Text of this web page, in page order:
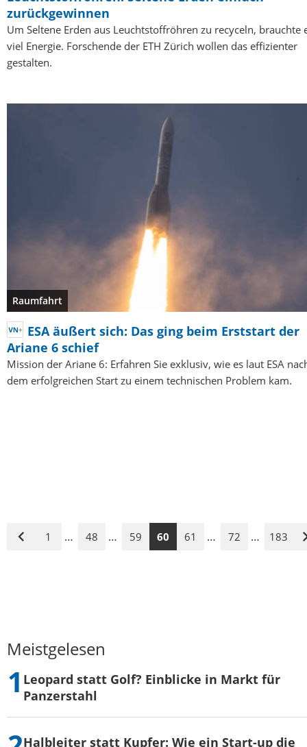
zurückgewinnen
Um Seltene Erden aus Leuchtstoffröhren zu recyceln, brauchte
viel Energie. Forschende der ETH Zürich wollen das effizienter
gestalten.
Raumfahrt
ESA äußert sich: Das ging beim Erststart der
Ariane 6 schief
Mission der Ariane 6: Erfahren Sie exklusiv, wie es laut ESA
dem erfolgreichen Start zu einem technischen Problem kam.
Vorige
1 … 48 … 59 60 61 … 72 … 183
Meistgelesen
Leopard statt Golf? Einblicke in Markt für
Panzerstahl
Halbleiter statt Kupfer: Wie ein Start-up die